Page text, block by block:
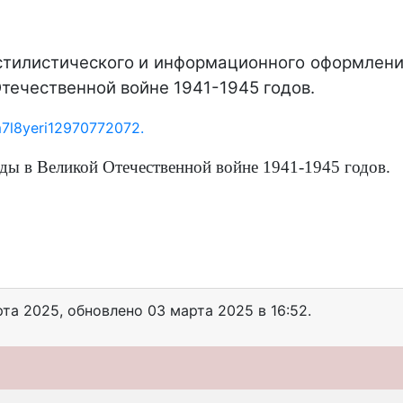
и информационного
войне 1941-1945 годов.
в Великой Отечественной войне 1941-1945 годов.
2025, обновлено 03 марта 2025 в 16:52.